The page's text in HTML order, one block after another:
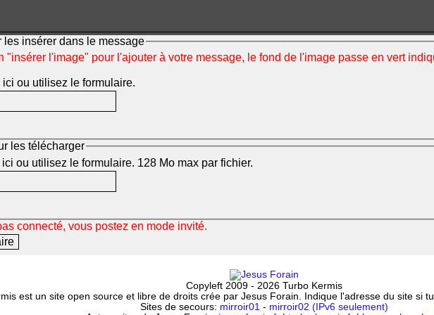
les insérer dans le message
"insérer l'image" pour l'ajouter à votre message, le fond de l'image passe en vert
ou utilisez le formulaire.
les télécharger
ou utilisez le formulaire. 128 Mo max par fichier.
connecté, vous postez en mode invité.
Copyleft 2009 - 2026 Turbo Kermis
est un site open source et libre de droits crée par Jesus Forain. Indique l'adresse du site si
Sites de secours: mirroir01 - mirroir02 (IPv6 seulement)